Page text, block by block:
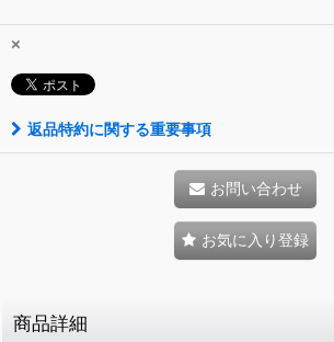
×
返品特約に関する重要事項
お問い合わせ
お気に入り登録
商品詳細